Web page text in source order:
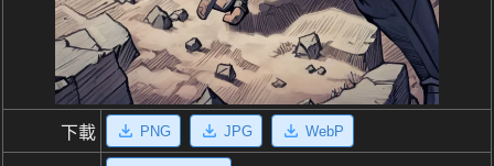
下載 PNG JPG WebP